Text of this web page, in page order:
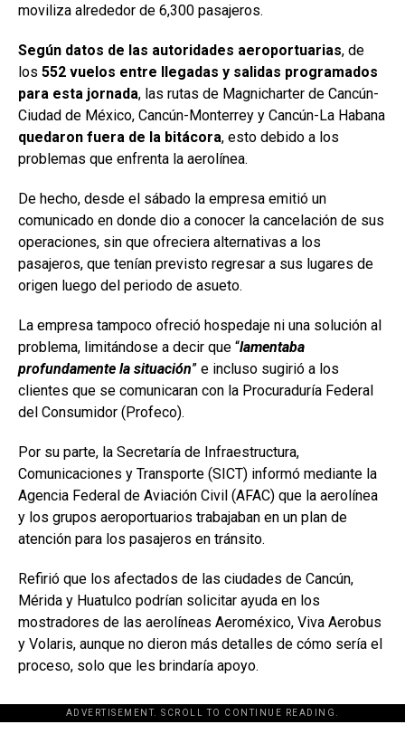
moviliza alrededor de 6,300 pasajeros.
Según datos de las autoridades aeroportuarias, de
los 552 vuelos entre llegadas y salidas programados
para esta jornada, las rutas de Magnicharter de Cancún-
Ciudad de México, Cancún-Monterrey y Cancún-La Habana
quedaron fuera de la bitácora, esto debido a los
problemas que enfrenta la aerolínea.
De hecho, desde el sábado la empresa emitió un
comunicado en donde dio a conocer la cancelación de sus
operaciones, sin que ofreciera alternativas a los
pasajeros, que tenían previsto regresar a sus lugares de
origen luego del periodo de asueto.
La empresa tampoco ofreció hospedaje ni una solución al
problema, limitándose a decir que “lamentaba
profundamente la situación” e incluso sugirió a los
clientes que se comunicaran con la Procuraduría Federal
del Consumidor (Profeco).
Por su parte, la Secretaría de Infraestructura,
Comunicaciones y Transporte (SICT) informó mediante la
Agencia Federal de Aviación Civil (AFAC) que la aerolínea
y los grupos aeroportuarios trabajaban en un plan de
atención para los pasajeros en tránsito.
Refirió que los afectados de las ciudades de Cancún,
Mérida y Huatulco podrían solicitar ayuda en los
mostradores de las aerolíneas Aeroméxico, Viva Aerobus
y Volaris, aunque no dieron más detalles de cómo sería el
proceso, solo que les brindaría apoyo.
ADVERTISEMENT. SCROLL TO CONTINUE READING.
[adsforwp id="243463"]